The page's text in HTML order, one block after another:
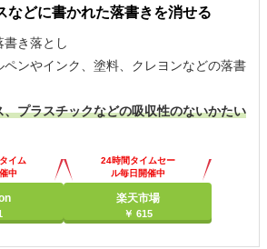
などに書かれた落書きを消せる
き落とし
ンやインク、塗料、クレヨンなどの落書
プラスチックなどの吸収性のないかたい
イム
中
24時間タイムセー
ル毎日開催中
楽天市場
￥ 615